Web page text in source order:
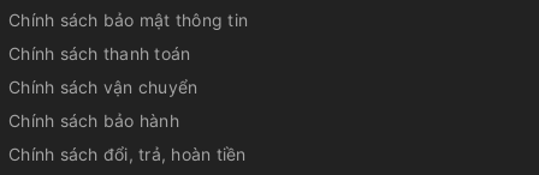
Chính sách bảo mật thông tin
Chính sách thanh toán
Chính sách vận chuyển
Chính sách bảo hành
Chính sách đổi, trả, hoàn tiền